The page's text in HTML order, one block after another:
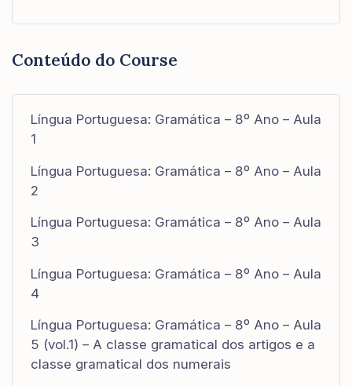
Conteúdo do Course
Língua Portuguesa: Gramática – 8º Ano – Aula
1
Língua Portuguesa: Gramática – 8º Ano – Aula
2
Língua Portuguesa: Gramática – 8º Ano – Aula
3
Língua Portuguesa: Gramática – 8º Ano – Aula
4
Língua Portuguesa: Gramática – 8º Ano – Aula
5 (vol.1) – A classe gramatical dos artigos e a
classe gramatical dos numerais